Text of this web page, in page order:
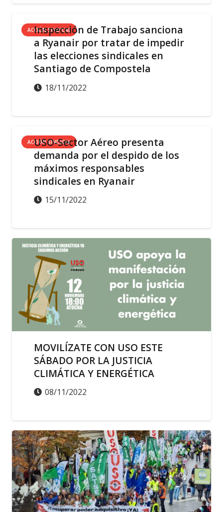
ACCIÓN SINDICAL
Inspección de Trabajo sanciona
a Ryanair por tratar de impedir
las elecciones sindicales en
Santiago de Compostela
18/11/2022
ACCIÓN SINDICAL
USO-Sector Aéreo presenta
demanda por el despido de los
máximos responsables
sindicales en Ryanair
15/11/2022
ACCIÓN SINDICAL ACTUALIDAD DESTACADO
MOVILÍZATE CON USO ESTE
SÁBADO POR LA JUSTICIA
CLIMÁTICA Y ENERGÉTICA
08/11/2022
ACCIÓN SINDICAL ACTUALIDAD